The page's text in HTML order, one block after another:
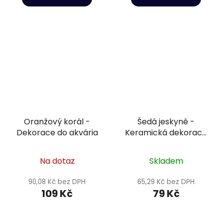
Oranžový korál -
Dekorace do akvária
Na dotaz
90,08 Kč bez DPH
109 Kč
Šedá jeskyně -
Keramická dekorace
Skladem
65,29 Kč bez DPH
79 Kč